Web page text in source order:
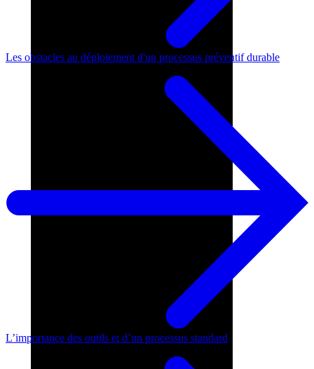
Les obstacles au déploiement d'un processus préventif durable
L’importance des outils et d’un processus standard